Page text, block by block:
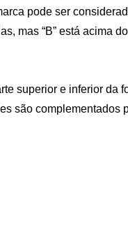
pode ser
mas “B” está acima
superior e inferior da
são complementados